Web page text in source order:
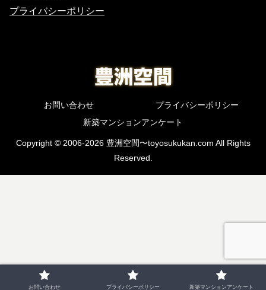
プライバシーポリシー
お問い合わせ
プライバシーポリシー
新築マンションアンケート
Copyright © 2006-2026 豊洲空間〜toyosukukan.com All Rights
Reserved.
お問い合わせ プライバシーポリシー 新築マンションアンケート